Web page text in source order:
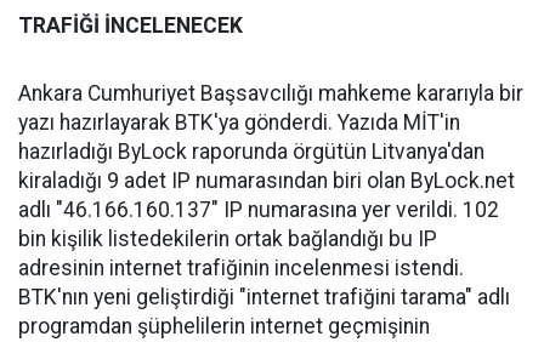
TRAFİĞİ İNCELENECEK
Ankara Cumhuriyet Başsavcılığı mahkeme kararıyla bir
yazı hazırlayarak BTK'ya gönderdi. Yazıda MİT'in
hazırladığı ByLock raporunda örgütün Litvanya'dan
kiraladığı 9 adet IP numarasından biri olan ByLock.net
adlı "46.166.160.137" IP numarasına yer verildi. 102
bin kişilik listedekilerin ortak bağlandığı bu IP
adresinin internet trafiğinin incelenmesi istendi.
BTK'nın yeni geliştirdiği "internet trafiğini tarama" adlı
programdan şüphelilerin internet geçmişinin